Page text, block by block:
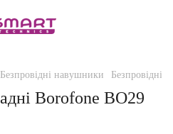
Безпровідні навушники Безпровідні
Borofone BO29